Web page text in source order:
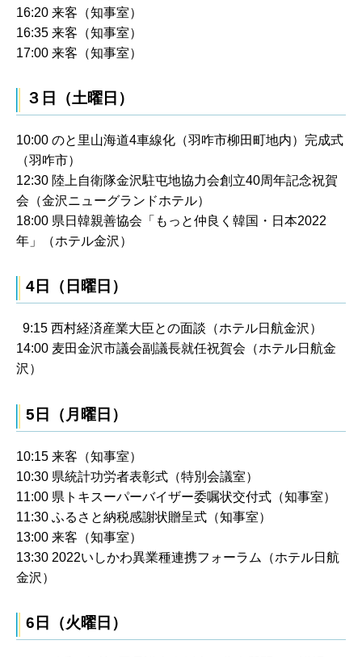
16:20 来客（知事室）
16:35 来客（知事室）
17:00 来客（知事室）
３日（土曜日）
10:00 のと里山海道4車線化（羽咋市柳田町地内）完成式
（羽咋市）
12:30 陸上自衛隊金沢駐屯地協力会創立40周年記念祝賀
会（金沢ニューグランドホテル）
18:00 県日韓親善協会「もっと仲良く韓国・日本2022
年」（ホテル金沢）
4日（日曜日）
9:15 西村経済産業大臣との面談（ホテル日航金沢）
14:00 麦田金沢市議会副議長就任祝賀会（ホテル日航金
沢）
5日（月曜日）
10:15 来客（知事室）
10:30 県統計功労者表彰式（特別会議室）
11:00 県トキスーパーバイザー委嘱状交付式（知事室）
11:30 ふるさと納税感謝状贈呈式（知事室）
13:00 来客（知事室）
13:30 2022いしかわ異業種連携フォーラム（ホテル日航
金沢）
6日（火曜日）